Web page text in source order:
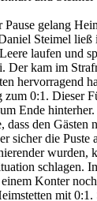
gelang
Steimel
laufen und
Der kam im
hervorragend
zum 0:1. Dieser
Ende hinterher.
dass den Gästen
sicher die Puste
wurden,
schlagen.
Konter
mit 0:1.